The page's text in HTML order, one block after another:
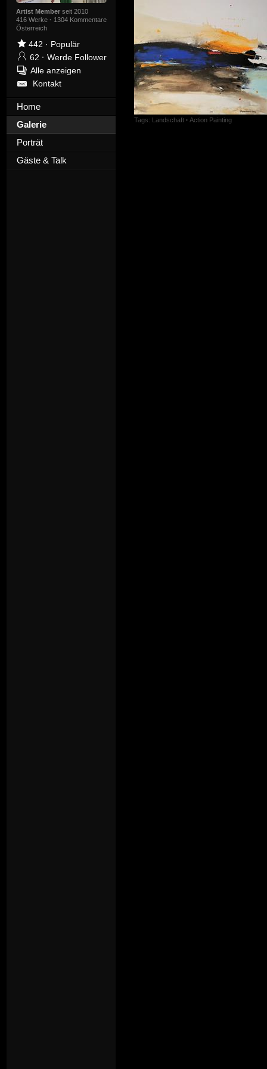
Artist Memberseit 2010
416 Werke · 1304 Kommentare
Österreich
442 · Populär
62 · Werde Follower
Alle anzeigen
Kontakt
Home
Galerie
Porträt
Gäste & Talk
Tags: Landschaft · Action Painting